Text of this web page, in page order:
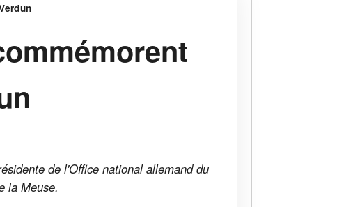
de l'Office national allemand du
la Meuse.